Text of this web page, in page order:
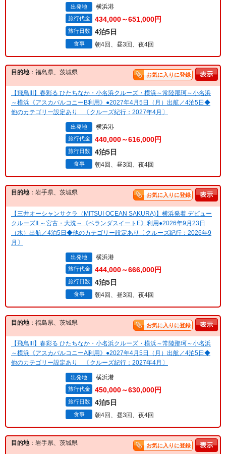
出発地 横浜港
旅行代金 434,000～651,000円
旅行日数 4泊5日
食事 朝4回、昼3回、夜4回
目的地：福島県、茨城県 お気に入りに登録
【飛鳥III】春彩る ひたちなか・小名浜クルーズ・横浜～常陸那珂～小名浜
～横浜《アスカバルコニーB利用》●2027年4月5日（月）出航／4泊5日◆
他のカテゴリー設定あり 〔クルーズ紀行：2027年4月〕
出発地 横浜港
旅行代金 440,000～616,000円
旅行日数 4泊5日
食事 朝4回、昼3回、夜4回
目的地：岩手県、茨城県 お気に入りに登録
【三井オーシャンサクラ（MITSUI OCEAN SAKURA)】横浜発着 デビュー
クルーズII ～宮古・大洗～《ベランダスイートE》利用●2026年9月23日
（水）出航／4泊5日◆他のカテゴリー設定あり〔クルーズ紀行：2026年9
月〕
出発地 横浜港
旅行代金 444,000～666,000円
旅行日数 4泊5日
食事 朝4回、昼3回、夜4回
目的地：福島県、茨城県 お気に入りに登録
【飛鳥III】春彩る ひたちなか・小名浜クルーズ・横浜～常陸那珂～小名浜
～横浜《アスカバルコニーA利用》●2027年4月5日（月）出航／4泊5日◆
他のカテゴリー設定あり 〔クルーズ紀行：2027年4月〕
出発地 横浜港
旅行代金 450,000～630,000円
旅行日数 4泊5日
食事 朝4回、昼3回、夜4回
目的地：岩手県、茨城県 お気に入りに登録